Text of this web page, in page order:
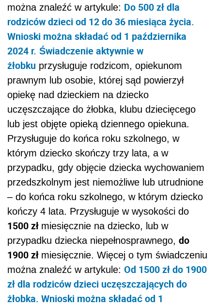
można znaleźć w artykule: Do 500 zł dla
rodziców dzieci od 12 do 36 miesiąca życia.
Wnioski można składać od 1 października
2024 r. Świadczenie aktywnie w
żłobku przysługuje rodzicom, opiekunom
prawnym lub osobie, której sąd powierzył
opiekę nad dzieckiem na dziecko
uczęszczające do żłobka, klubu dziecięcego
lub jest objęte opieką dziennego opiekuna.
Przysługuje do końca roku szkolnego, w
którym dziecko skończy trzy lata, a w
przypadku, gdy objęcie dziecka wychowaniem
przedszkolnym jest niemożliwe lub utrudnione
– do końca roku szkolnego, w którym dziecko
kończy 4 lata. Przysługuje w wysokości do
1500 zł miesięcznie na dziecko, lub w
przypadku dziecka niepełnosprawnego, do
1900 zł miesięcznie. Więcej o tym świadczeniu
można znaleźć w artykule: Od 1500 zł do 1900
zł dla rodziców dzieci uczęszczających do
żłobka. Wnioski można składać od 1